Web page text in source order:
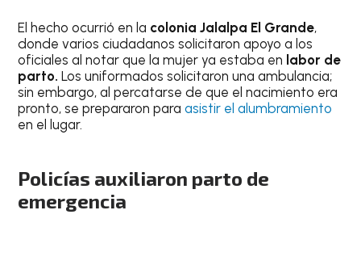
El hecho ocurrió en la colonia Jalalpa El Grande,
donde varios ciudadanos solicitaron apoyo a los
oficiales al notar que la mujer ya estaba en labor de
parto.Los uniformados solicitaron una ambulancia;
sin embargo, al percatarse de que el nacimiento era
pronto, se prepararon paraasistir el alumbramiento
en el lugar.
Policías auxiliaron parto de
emergencia